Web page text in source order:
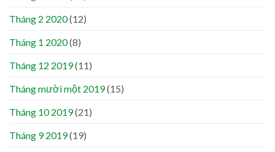
Tháng 2 2020(12)
Tháng 1 2020(8)
Tháng 12 2019(11)
Tháng mười một 2019(15)
Tháng 10 2019(21)
Tháng 9 2019(19)